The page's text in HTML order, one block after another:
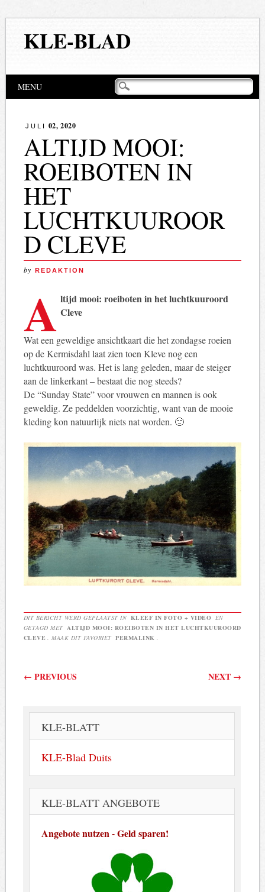
KLE-BLAD
Hoofdmenu
MENU
JULI 02, 2020
ALTIJD MOOI:
ROEIBOTEN IN
HET
LUCHTKUUROOR
D CLEVE
by REDAKTION
A ltijd mooi: roeiboten in het luchtkuuroord
Cleve
Wat een geweldige ansichtkaart die het zondagse roeien
op de Kermisdahl laat zien toen Kleve nog een
luchtkuuroord was. Het is lang geleden, maar de steiger
aan de linkerkant – bestaat die nog steeds?
De “Sunday State” voor vrouwen en mannen is ook
geweldig. Ze peddelden voorzichtig, want van de mooie
kleding kon natuurlijk niets nat worden. 🙂
DIT BERICHT WERD GEPLAATST IN KLEEF IN FOTO + VIDEO EN
GETAGD MET ALTIJD MOOI: ROEIBOTEN IN HET LUCHTKUUROORD
CLEVE
. MAAK DIT FAVORIET PERMALINK
Berichtnavigatie
← PREVIOUS NEXT →
KLE-BLATT
KLE-Blad Duits
KLE-BLATT ANGEBOTE
Angebote nutzen - Geld sparen!